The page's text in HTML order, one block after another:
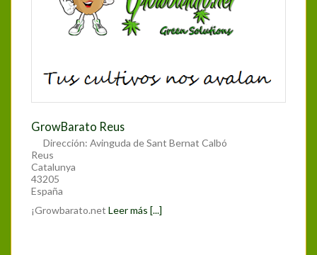
GrowBarato Reus
Dirección:Avinguda de Sant Bernat Calbó
Reus
Catalunya
43205
España
¡Growbarato.net Leer más [...]